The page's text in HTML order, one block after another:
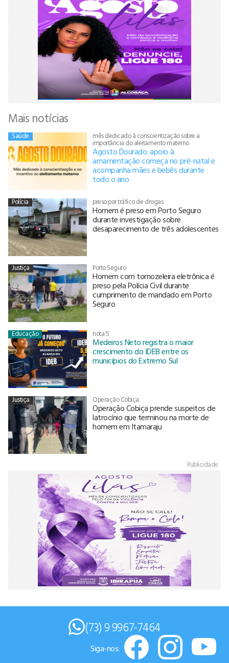
Mais notícias
Saúde mês dedicado à conscientização sobre a
importância do aleitamento materno
Agosto Dourado: apoio à
amamentação começa no pré-natal e
acompanha mães e bebês durante
todo o ano
Polícia preso por tráfico de drogas
Homem é preso em Porto Seguro
durante investigação sobre
desaparecimento de três adolescentes
Justiça Porto Seguro
Homem com tornozeleira eletrônica é
preso pela Polícia Civil durante
cumprimento de mandado em Porto
Seguro
Educação nota 5
Medeiros Neto registra o maior
crescimento do IDEB entre os
municípios do Extremo Sul
Justiça Operação Cobiça
Operação Cobiça prende suspeitos de
latrocínio que terminou na morte de
homem em Itamaraju
Publicidade
(73) 9 9967-7464
Siga-nos: